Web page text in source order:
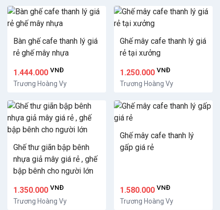
Bàn ghế cafe thanh lý giá
rẻ ghế mây nhựa
1.444.000 VNĐ
Trương Hoàng Vy
Ghế mây cafe thanh lý giá
rẻ tại xưởng
1.250.000 VNĐ
Trương Hoàng Vy
Ghế thư giãn bập bênh
nhựa giả mây giá rẻ , ghế
bập bênh cho người lớn
1.350.000 VNĐ
Trương Hoàng Vy
Ghế mây cafe thanh lý
gấp giá rẻ
1.580.000 VNĐ
Trương Hoàng Vy